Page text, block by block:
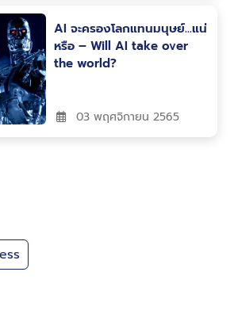
AI จะครองโลกแทนมนุษย์…แน่
หรือ – Will AI take over
the world?
03 พฤศจิกายน 2565